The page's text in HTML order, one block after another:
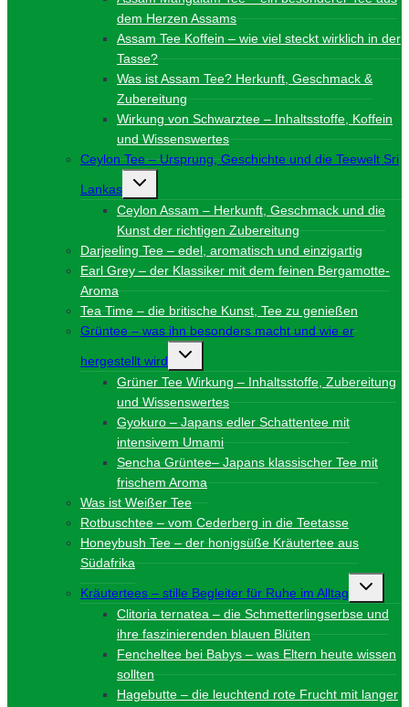
dem Herzen Assams
Assam Tee Koffein – wie viel steckt wirklich in der
Tasse?
Was ist Assam Tee? Herkunft, Geschmack &
Zubereitung
Wirkung von Schwarztee – Inhaltsstoffe, Koffein
und Wissenswertes
Ceylon Tee – Ursprung, Geschichte und die Teewelt Sri
Lankas
Untermenü
Ceylon Assam – Herkunft, Geschmack und die
Kunst der richtigen Zubereitung
Darjeeling Tee – edel, aromatisch und einzigartig
Earl Grey – der Klassiker mit dem feinen Bergamotte-
Aroma
Tea Time – die britische Kunst, Tee zu genießen
Grüntee – was ihn besonders macht und wie er
hergestellt wird
Untermenü
Grüner Tee Wirkung – Inhaltsstoffe, Zubereitung
und Wissenswertes
Gyokuro – Japans edler Schattentee mit
intensivem Umami
Sencha Grüntee– Japans klassischer Tee mit
frischem Aroma
Was ist Weißer Tee
Rotbuschtee – vom Cederberg in die Teetasse
Honeybush Tee – der honigsüße Kräutertee aus
Südafrika
Kräutertees – stille Begleiter für Ruhe im Alltag
Clitoria ternatea – die Schmetterlingserbse und
ihre faszinierenden blauen Blüten
Fencheltee bei Babys – was Eltern heute wissen
sollten
Hagebutte – die leuchtend rote Frucht mit langer